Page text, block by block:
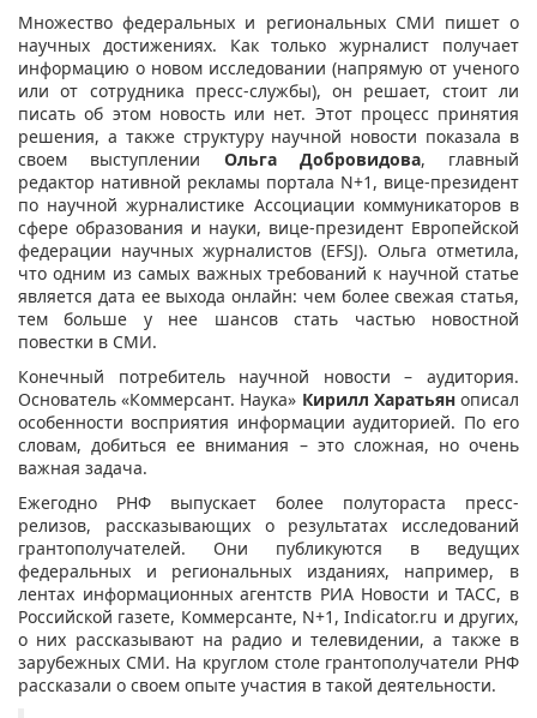
Множество федеральных и региональных СМИ пишет о
научных достижениях. Как только журналист получает
информацию о новом исследовании (напрямую от ученого
или от сотрудника пресс-службы), он решает, стоит ли
писать об этом новость или нет. Этот процесс принятия
решения, а также структуру научной новости показала в
своем выступлении Ольга Добровидова, главный
редактор нативной рекламы портала N+1, вице-президент
по научной журналистике Ассоциации коммуникаторов в
сфере образования и науки, вице-президент Европейской
федерации научных журналистов (EFSJ). Ольга отметила,
что одним из самых важных требований к научной статье
является дата ее выхода онлайн: чем более свежая статья,
тем больше у нее шансов стать частью новостной
повестки в СМИ.
Конечный потребитель научной новости – аудитория.
Основатель «Коммерсант. Наука» Кирилл Харатьянописал
особенности восприятия информации аудиторией. По его
словам, добиться ее внимания – это сложная, но очень
важная задача.
Ежегодно РНФ выпускает более полутораста пресс-
релизов, рассказывающих о результатах исследований
грантополучателей. Они публикуются в ведущих
федеральных и региональных изданиях, например, в
лентах информационных агентств РИА Новости и ТАСС, в
Российской газете, Коммерсанте, N+1, Indicator.ru и других,
о них рассказывают на радио и телевидении, а также в
зарубежных СМИ. На круглом столе грантополучатели РНФ
рассказали о своем опыте участия в такой деятельности.